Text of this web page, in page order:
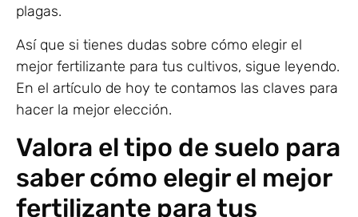
plagas.
Así que si tienes dudas sobre cómo elegir el
mejor fertilizante para tus cultivos, sigue leyendo.
En el artículo de hoy te contamos las claves para
hacer la mejor elección.
Valora el tipo de suelo para
saber cómo elegir el mejor
fertilizante para tus